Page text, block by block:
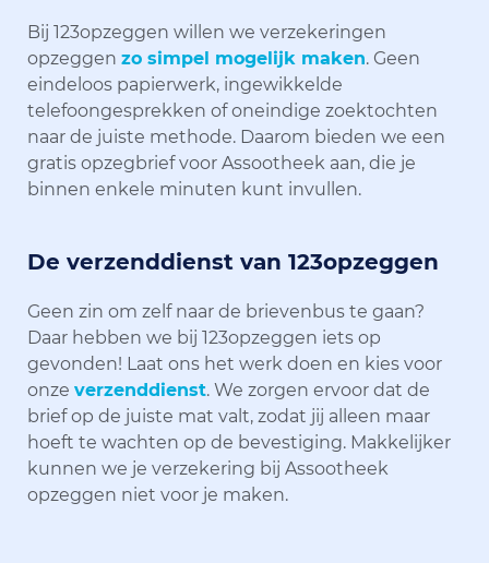
Bij 123opzeggen willen we verzekeringen
opzeggen zo simpel mogelijk maken. Geen
eindeloos papierwerk, ingewikkelde
telefoongesprekken of oneindige zoektochten
naar de juiste methode. Daarom bieden we een
gratis opzegbrief voor Assootheek aan, die je
binnen enkele minuten kunt invullen.
De verzenddienst van 123opzeggen
Geen zin om zelf naar de brievenbus te gaan?
Daar hebben we bij 123opzeggen iets op
gevonden! Laat ons het werk doen en kies voor
onze verzenddienst. We zorgen ervoor dat de
brief op de juiste mat valt, zodat jij alleen maar
hoeft te wachten op de bevestiging. Makkelijker
kunnen we je verzekering bij Assootheek
opzeggen niet voor je maken.